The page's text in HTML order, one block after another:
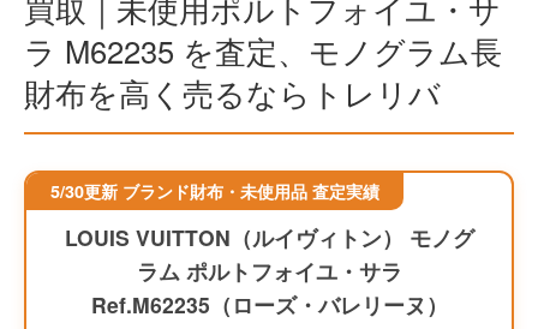
ラ M62235 を査定、モノグラム長
財布を高く売るならトレリバ
5/30更新 ブランド財布・未使用品 査定実績
LOUIS VUITTON（ルイヴィトン） モノグ
ラム ポルトフォイユ・サラ
Ref.M62235（ローズ・バレリーヌ）